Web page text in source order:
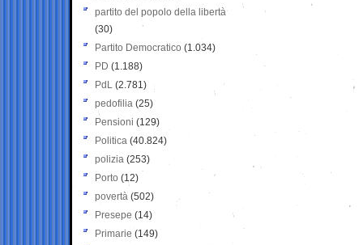
partito del popolo della libertà
(30)
Partito Democratico (1.034)
PD (1.188)
PdL (2.781)
pedofilia (25)
Pensioni (129)
Politica (40.824)
polizia (253)
Porto (12)
povertà (502)
Presepe (14)
Primarie (149)